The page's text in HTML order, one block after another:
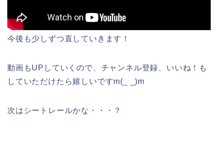
今後も少しずつ直していきます！
動画もUPしていくので、チャンネル登録、いいね！も
していただけたら嬉しいですm(_ _)m
次はシートレールかな・・・？